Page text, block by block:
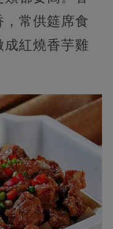
常供筵席食
成紅燒香芋雞